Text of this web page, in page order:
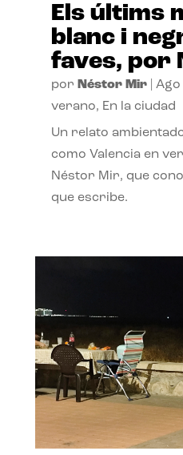
Els últims
blanc i
faves, por
por Néstor Mir| Ago
verano, En la ciudad
Un relato
como Valencia en
Néstor Mir, que
que escribe.